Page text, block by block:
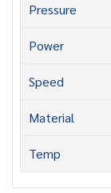
Pressure
Power
Speed
Material
Temp